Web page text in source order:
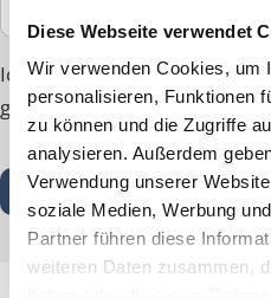
Diese Webseite verwendet
Wir verwenden Cookies, um
personalisieren, Funktionen
zu können und die Zugriffe
analysieren. Außerdem
Verwendung unserer
soziale Medien, Werbung
Partner führen diese
weiteren Daten zusammen,
Ich habe die
genommen.
Friendly Captcha V2*
Weiter